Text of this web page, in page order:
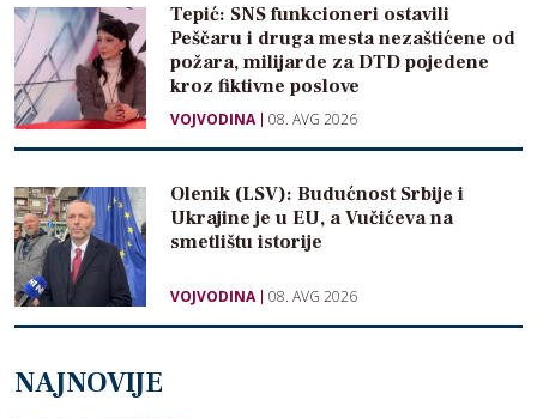
Tepić: SNS funkcioneri ostavili
Peščaru i druga mesta nezaštićene od
požara, milijarde za DTD pojedene
kroz fiktivne poslove
VOJVODINA 08. AVG 2026
Olenik (LSV): Budućnost Srbije i
Ukrajine je u EU, a Vučićeva na
smetlištu istorije
VOJVODINA 08. AVG 2026
NAJNOVIJE